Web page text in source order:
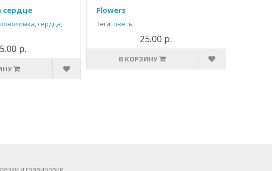
сердце
,сердца,
р.
Flowers
Теги: цветы
25.00 р.
В КОРЗИНУ
и гравировки